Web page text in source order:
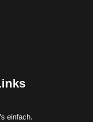
einfach.